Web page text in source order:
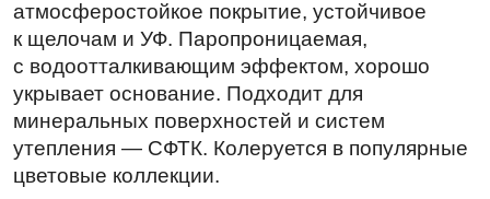
Финишного декоративно-защитного слоя
по бетону, цементным, цементно-
известковым штукатуркам, кирпичной
и каменной кладке, прочным старым
утепления — СФТК. Колеруется в популярные
цветовые коллекции.
Применяется в качестве